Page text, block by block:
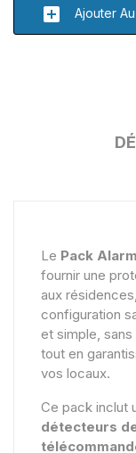
add_box Ajouter
Le Pack
fournir une
aux
configuration
et simple,
tout en
vos locaux.
Ce pack inclut
détecteurs